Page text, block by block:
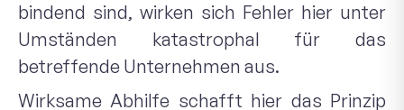
bindend sind, wirken sich Fehler hier unter
Umständen katastrophal für das
betreffende Unternehmen aus.
Wirksame Abhilfe schafft hier das Prinzip